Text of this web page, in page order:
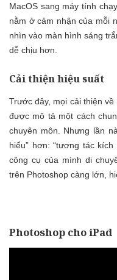
MacOS sang máy tính
nằm ở cảm nhận của mỗi
nhìn vào màn hình sáng
dễ chịu hơn.
Cải thiện hiệu suất
Trước đây, mọi cải thiện
được mô tả một cách
chuyên môn. Nhưng lần
hiểu” hơn: “tương tác
công cụ của mình di
trên Photoshop càng lớn,
Photoshop cho iPad